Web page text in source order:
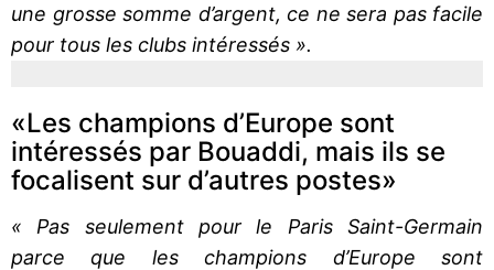
une grosse somme d’argent, ce ne sera pas facile
pour tous les clubs intéressés ».
«Les champions d’Europe sont
intéressés par Bouaddi, mais ils se
focalisent sur d’autres postes»
« Pas seulement pour le Paris Saint-Germain
parce que les champions d’Europe sont